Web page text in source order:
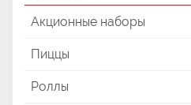
Акционные наборы
Пиццы
Роллы